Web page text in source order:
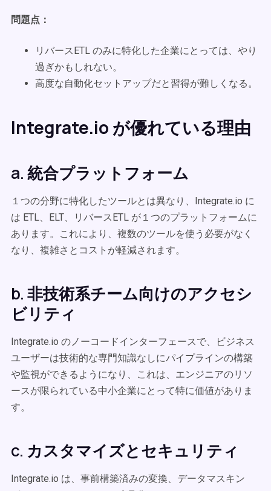
問題点：
リバースETL のみに特化した企業にとっては、やり
過ぎかもしれない。
高度な自動化セットアップだと習得が難しくなる。
Integrate.io が優れている理由
a. 統合プラットフォーム
１つの分野に特化したツールとは異なり、Integrate.io に
は ETL、ELT、リバースETL が１つのプラットフォームに
あります。これにより、複数のツールを使う必要がなく
なり、複雑さとコストが軽減されます。
b. 非技術系チーム向けのアクセシ
ビリティ
Integrate.io のノーコードインターフェースで、ビジネス
ユーザーは技術的な専門知識なしにパイプラインの構築
や監視ができるようになり、これは、エンジニアのリソ
ースが限られている中小企業にとって特に価値がありま
す。
c. カスタマイズとセキュリティ
Integrate.io は、事前構築済みの変換、データマスキン